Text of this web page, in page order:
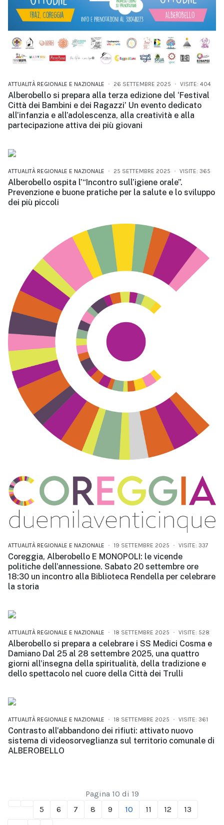
ATTUALITÀ REGIONALE E NAZIONALE 26 SETTEMBRE 2025 VISITE: 404
Alberobello si prepara alla terza edizione del ‘Festival
Città dei Bambini e dei Ragazzi’ Un evento dedicato
all’infanzia e all’adolescenza, alla creatività e alla
partecipazione attiva dei più giovani
ATTUALITÀ REGIONALE E NAZIONALE 25 SETTEMBRE 2025 VISITE: 365
Alberobello ospita l’“Incontro sull’igiene orale”.
Prevenzione e buone pratiche per la salute e lo sviluppo
dei più piccoli
ATTUALITÀ REGIONALE E NAZIONALE 19 SETTEMBRE 2025 VISITE: 337
Coreggia, Alberobello E MONOPOLI: le vicende
politiche dell’annessione. Sabato 20 settembre ore
18:30 un incontro alla Biblioteca Rendella per celebrare
la storia
ATTUALITÀ REGIONALE E NAZIONALE 18 SETTEMBRE 2025 VISITE: 528
Alberobello si prepara a celebrare i SS Medici Cosma e
Damiano Dal 25 al 28 settembre 2025, una quattro
giorni all’insegna della spiritualità, della tradizione e
dello spettacolo nel cuore della Città dei Trulli
ATTUALITÀ REGIONALE E NAZIONALE 18 SETTEMBRE 2025 VISITE: 361
Contrasto all’abbandono dei rifiuti: attivato nuovo
sistema di videosorveglianza sul territorio comunale di
ALBEROBELLO
5 6 7 8 9 10 11 12
13
Pagina 10 di 19